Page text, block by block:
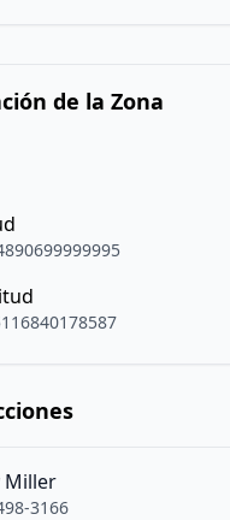
de la Zona
Miller
3166